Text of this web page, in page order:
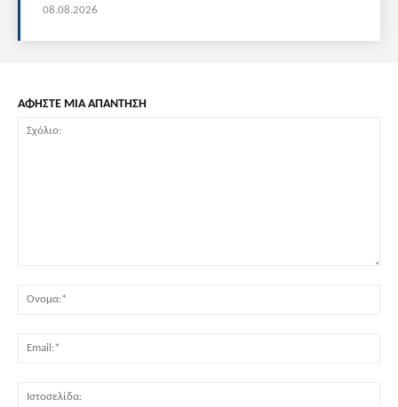
08.08.2026
ΑΦΗΣΤΕ ΜΙΑ ΑΠΑΝΤΗΣΗ